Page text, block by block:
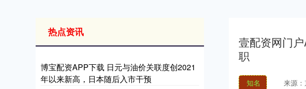
壹配资网门
职
知名 来源
热点资讯
博宝配资APP下载 日元与油价关联度创2021
年以来新高，日本随后入市干预